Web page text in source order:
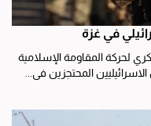
في غزة
لحركة المقاومة الإسلامية
المحتجزين في...